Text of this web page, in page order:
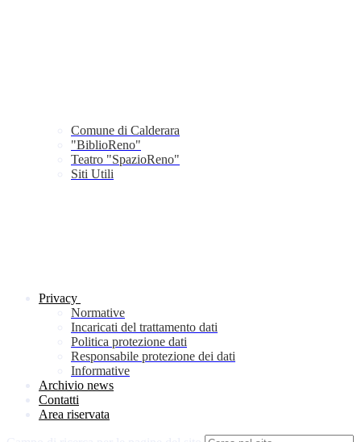
Comune di Calderara
"BiblioReno"
Teatro "SpazioReno"
Siti Utili
Privacy
Normative
Incaricati del trattamento dati
Politica protezione dati
Responsabile protezione dei dati
Informative
Archivio news
Contatti
Area riservata